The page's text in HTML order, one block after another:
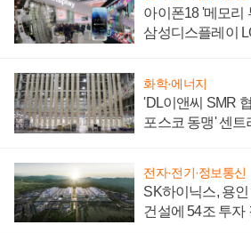
아이폰18 '메모리
삼성디스플레이
화학·에너지
'DL이앤씨 SMR
포스코 동맹' 센
전자·전기·정보통신
SK하이닉스, 용인
건설에 54조 투자